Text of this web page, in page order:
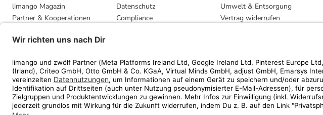
limango Magazin
Partner & Kooperationen
Presse
Datenschutz
Compliance
Umwelt & Entsorgung
Vertrag widerrufen